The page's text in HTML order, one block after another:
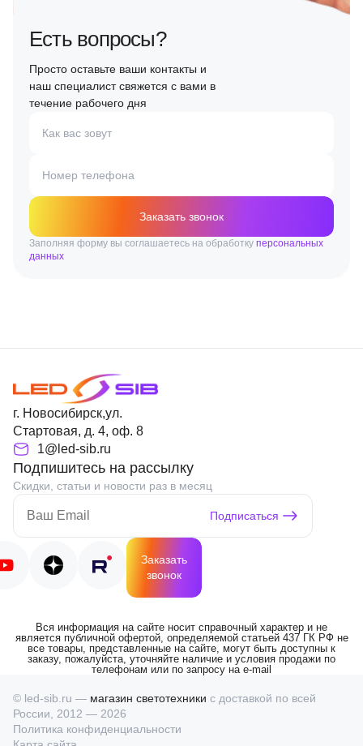
Есть вопросы?
Просто оставьте ваши контакты и
наш специалист свяжется с вами в
течение рабочего дня
Как вас зовут
Номер телефона
Заказать звонок
Заполняя форму вы соглашаетесь на обработку персональных
данных
г. Новосибирск,ул.
Стартовая, д. 4, оф. 8
1@led-sib.ru
Подпишитесь на рассылку
Скидки, статьи и новости раз в месяц
Подписаться
Заказать
звонок
Вся информация на сайте носит справочный характер и не
является публичной офертой, определяемой статьей 437 ГК РФ не
все товары, представленные на сайте, могут быть доступны к
заказу, пожалуйста, уточняйте наличие и условия продажи по
телефонам или по запросу на e-mail
© led-sib.ru — магазин светотехники с доставкой по всей
России, 2012 — 2026
Политика конфиденциальности